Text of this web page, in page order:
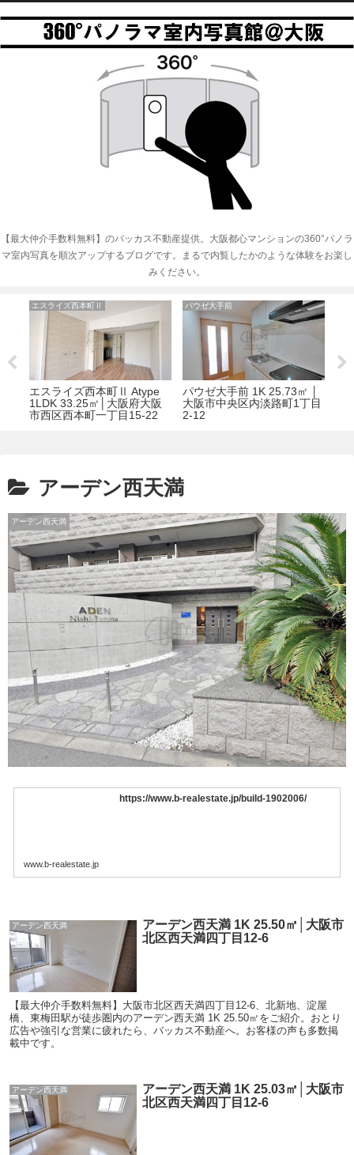
【最大仲介手数料無料】のバッカス不動産提供。大阪都心マンションの360°パノラ
マ室内写真を順次アップするブログです。まるで内覧したかのような体験をお楽し
みください。
エスライズ西本町Ⅱ
エスライズ西本町Ⅱ Atype
1LDK 33.25㎡│大阪府大阪
市西区西本町一丁目15-22
パウゼ大手前
パウゼ大手前 1K 25.73㎡ │
大阪市中央区内淡路町1丁目
2-12
アーデン西天満
アーデン西天満
https://www.b-realestate.jp/build-1902006/
www.b-realestate.jp
アーデン西天満
アーデン西天満 1K 25.50㎡│大阪市
北区西天満四丁目12-6
【最大仲介手数料無料】大阪市北区西天満四丁目12-6、北新地、淀屋
橋、東梅田駅が徒歩圏内のアーデン西天満 1K 25.50㎡をご紹介。おとり
広告や強引な営業に疲れたら、バッカス不動産へ。お客様の声も多数掲
載中です。
アーデン西天満
アーデン西天満 1K 25.03㎡│大阪市
北区西天満四丁目12-6